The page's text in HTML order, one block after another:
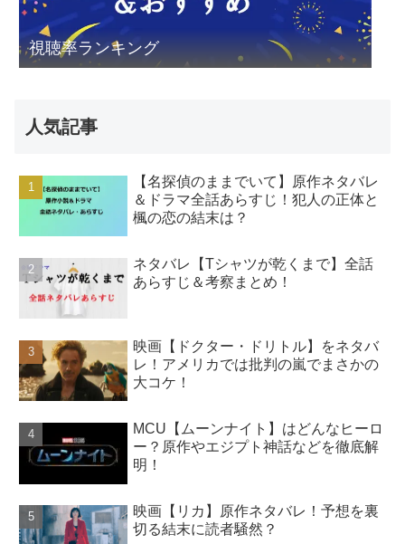
視聴率ランキング
人気記事
【名探偵のままでいて】原作ネタバレ
＆ドラマ全話あらすじ！犯人の正体と
楓の恋の結末は？
ネタバレ【Tシャツが乾くまで】全話
あらすじ＆考察まとめ！
映画【ドクター・ドリトル】をネタバ
レ！アメリカでは批判の嵐でまさかの
大コケ！
MCU【ムーンナイト】はどんなヒーロ
ー？原作やエジプト神話などを徹底解
明！
映画【リカ】原作ネタバレ！予想を裏
切る結末に読者騒然？